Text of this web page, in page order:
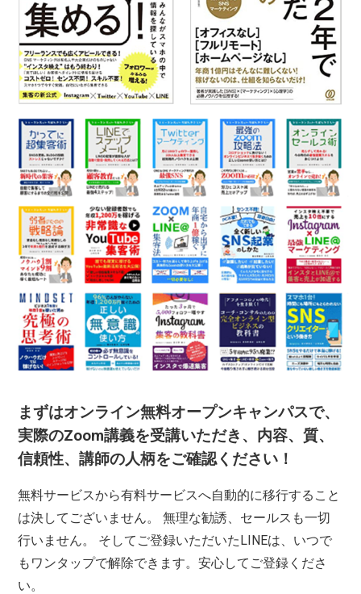
まずはオンライン無料オープンキャンパスで、
実際のZoom講義を受講いただき、内容、質、
信頼性、講師の人柄をご確認ください！
無料サービスから有料サービスへ自動的に移行すること
は決してございません。 無理な勧誘、セールスも一切
行いません。 そしてご登録いただいたLINEは、いつで
もワンタップで解除できます。安心してご登録くださ
い。